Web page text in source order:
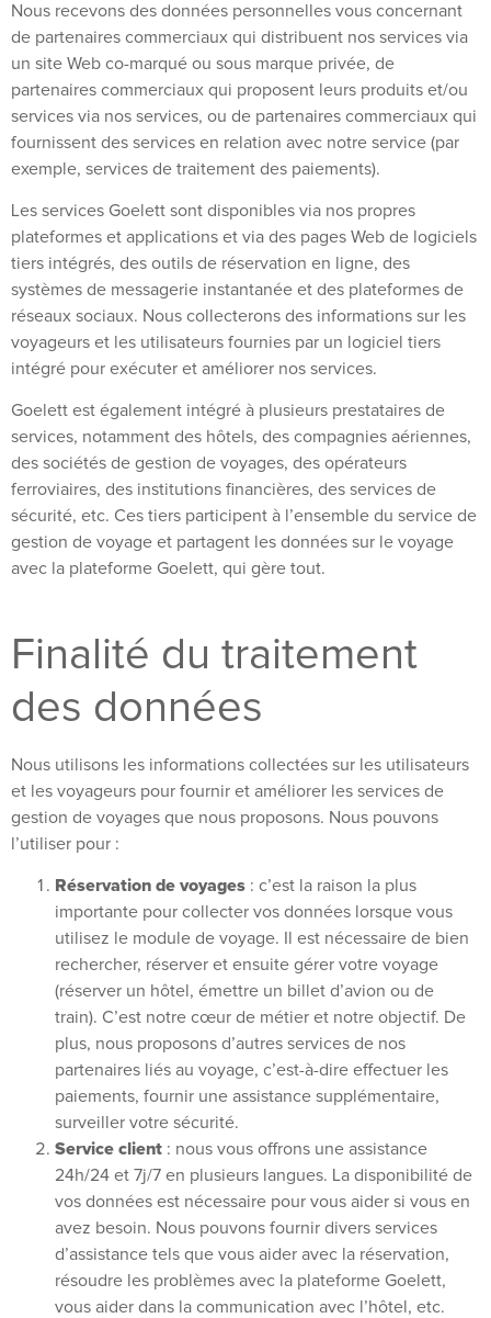
Nous recevons des données personnelles vous concernant
de partenaires commerciaux qui distribuent nos services via
un site Web co-marqué ou sous marque privée, de
partenaires commerciaux qui proposent leurs produits et/ou
services via nos services, ou de partenaires commerciaux qui
fournissent des services en relation avec notre service (par
exemple, services de traitement des paiements).
Les services Goelett sont disponibles via nos propres
plateformes et applications et via des pages Web de logiciels
tiers intégrés, des outils de réservation en ligne, des
systèmes de messagerie instantanée et des plateformes de
réseaux sociaux. Nous collecterons des informations sur les
voyageurs et les utilisateurs fournies par un logiciel tiers
intégré pour exécuter et améliorer nos services.
Goelett est également intégré à plusieurs prestataires de
services, notamment des hôtels, des compagnies aériennes,
des sociétés de gestion de voyages, des opérateurs
ferroviaires, des institutions financières, des services de
sécurité, etc. Ces tiers participent à l’ensemble du service de
gestion de voyage et partagent les données sur le voyage
avec la plateforme Goelett, qui gère tout.
Finalité du traitement
des données
Nous utilisons les informations collectées sur les utilisateurs
et les voyageurs pour fournir et améliorer les services de
gestion de voyages que nous proposons. Nous pouvons
l’utiliser pour :
Réservation de voyages : c’est la raison la plus
importante pour collecter vos données lorsque vous
utilisez le module de voyage. Il est nécessaire de bien
rechercher, réserver et ensuite gérer votre voyage
(réserver un hôtel, émettre un billet d’avion ou de
train). C’est notre cœur de métier et notre objectif. De
plus, nous proposons d’autres services de nos
partenaires liés au voyage, c’est-à-dire effectuer les
paiements, fournir une assistance supplémentaire,
surveiller votre sécurité.
Service client : nous vous offrons une assistance
24h/24 et 7j/7 en plusieurs langues. La disponibilité de
vos données est nécessaire pour vous aider si vous en
avez besoin. Nous pouvons fournir divers services
d’assistance tels que vous aider avec la réservation,
résoudre les problèmes avec la plateforme Goelett,
vous aider dans la communication avec l’hôtel, etc.